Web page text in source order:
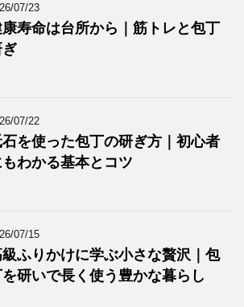
07/23
寿命は台所から｜筋トレと包丁
07/22
を使った包丁の研ぎ方｜初心者
もわかる基本とコツ
07/15
ふりかけに学ぶ小さな贅沢｜包
研いで長く使う豊かな暮らし